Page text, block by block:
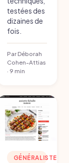
testées des
dizaines de
fois.
Par Déborah
Cohen-Attias
· 9 min
GÉNÉRALISTE